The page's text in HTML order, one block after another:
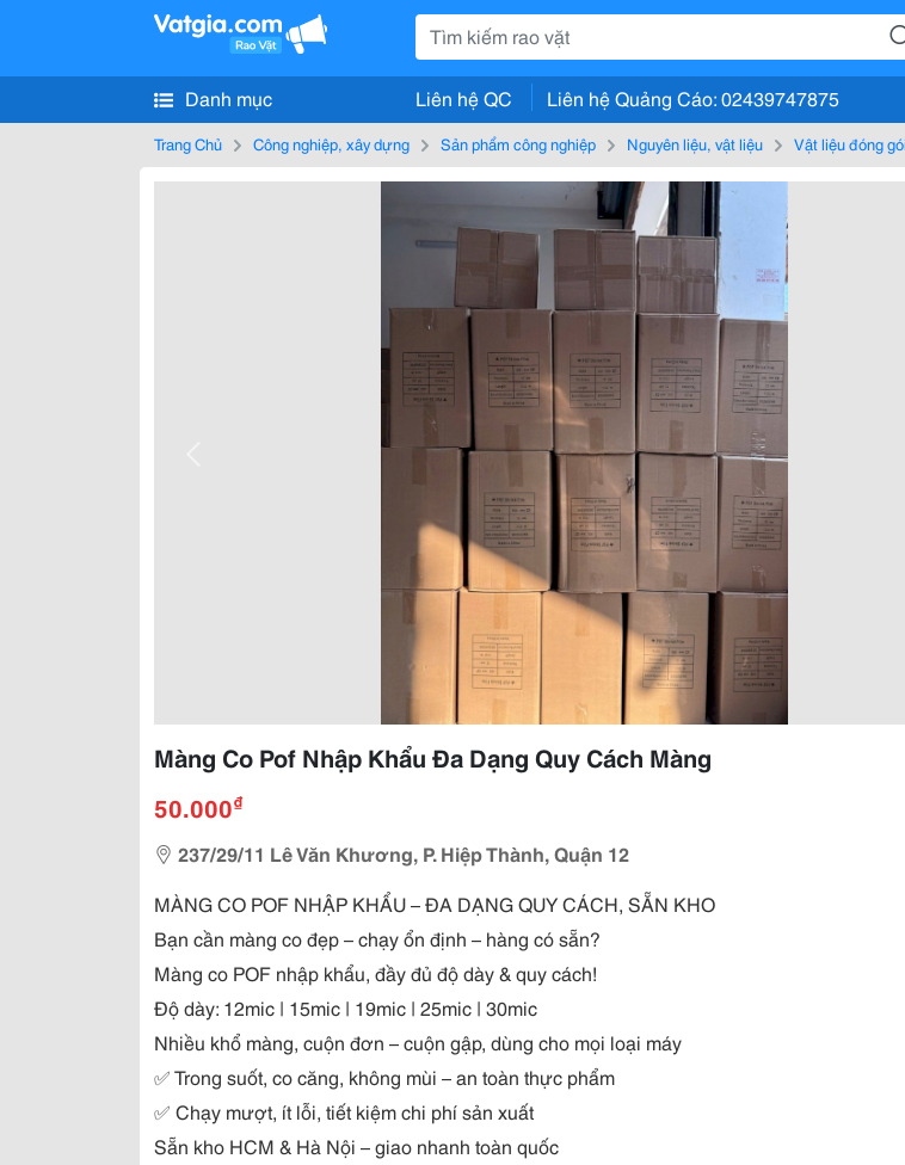
Danh mục Liên hệ QC Liên hệ Quảng Cáo: 02439747875
Trang Chủ Công nghiệp, xây dựng Sản phẩm công nghiệp Nguyên liệu, vật liệu Vật liệu đóng
Màng Co Pof Nhập Khẩu Đa Dạng Quy Cách Màng
50.000₫
237/29/11 Lê Văn Khương, P. Hiệp Thành, Quận 12
MÀNG CO POF NHẬP KHẨU – ĐA DẠNG QUY CÁCH, SẴN KHO
Bạn cần màng co đẹp – chạy ổn định – hàng có sẵn?
Màng co POF nhập khẩu, đầy đủ độ dày & quy cách!
Độ dày: 12mic | 15mic | 19mic | 25mic | 30mic
Nhiều khổ màng, cuộn đơn – cuộn gập, dùng cho mọi loại máy
✅ Trong suốt, co căng, không mùi – an toàn thực phẩm
✅ Chạy mượt, ít lỗi, tiết kiệm chi phí sản xuất
Sẵn kho HCM & Hà Nội – giao nhanh toàn quốc